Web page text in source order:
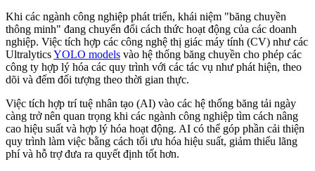
Khi các ngành công nghiệp phát triển, khái niệm "băng chuyền
thông minh" đang chuyển đổi cách thức hoạt động của các doanh
nghiệp. Việc tích hợp các công nghệ thị giác máy tính (CV) như các
UltralyticsYOLO models vào hệ thống băng chuyền cho phép các
công ty hợp lý hóa các quy trình với các tác vụ như phát hiện, theo
dõi và đếm đối tượng theo thời gian thực.
Việc tích hợp trí tuệ nhân tạo (AI) vào các hệ thống băng tải ngày
càng trở nên quan trọng khi các ngành công nghiệp tìm cách nâng
cao hiệu suất và hợp lý hóa hoạt động. AI có thể góp phần cải thiện
quy trình làm việc bằng cách tối ưu hóa hiệu suất, giảm thiểu lãng
phí và hỗ trợ đưa ra quyết định tốt hơn.